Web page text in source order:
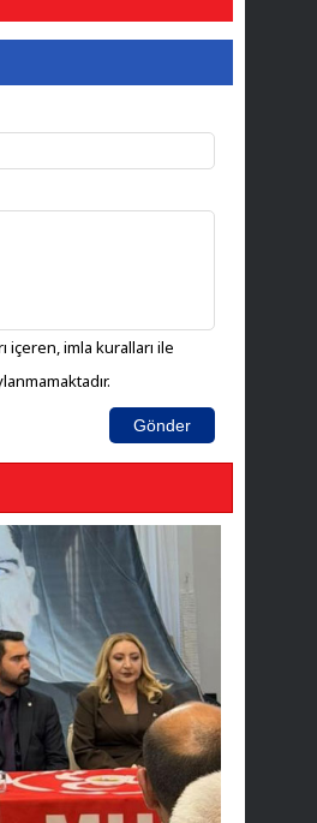
içeren, imla kuralları ile
Gönder